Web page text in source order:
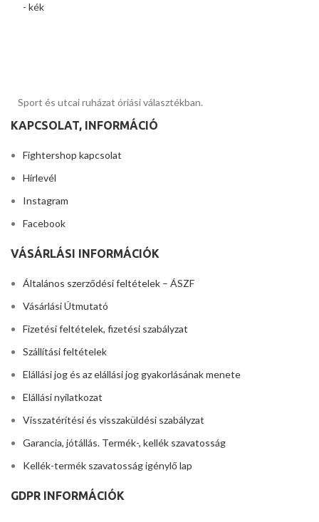
Sport és utcai ruházat óriási választékban.
KAPCSOLAT, INFORMÁCIÓ
Fightershop kapcsolat
Hírlevél
Instagram
Facebook
VÁSÁRLÁSI INFORMÁCIÓK
Általános szerződési feltételek – ÁSZF
Vásárlási Útmutató
Fizetési feltételek, fizetési szabályzat
Szállítási feltételek
Elállási jog és az elállási jog gyakorlásának menete
Elállási nyilatkozat
Visszatérítési és visszaküldési szabályzat
Garancia, jótállás. Termék-, kellék szavatosság
Kellék-termék szavatosság igénylő lap
GDPR INFORMÁCIÓK